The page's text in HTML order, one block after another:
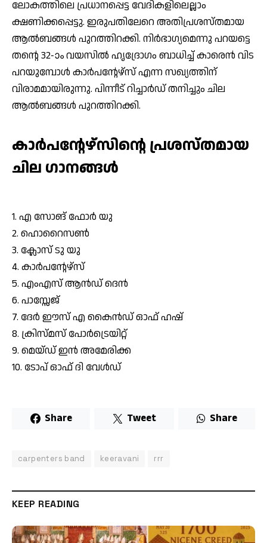
ലോകത്തിലെ പ്രധാനപ്പെട്ട വേദികളിലെല്ലാം
ക്ഷണിക്കപ്പെട്ടു. ഇരുപതിലേറെ അതിപ്രശസ്തമായ
ആല്‍ബങ്ങള്‍ പുറത്തിറക്കി. നിര്‍ഭാഗ്യമെന്നു പറയട്ടെ
തന്റെ 32-ാം വയസില്‍ ഹൃദ്രോഗം ബാധിച്ച് കാരെന്‍ വിട
പറയുമ്പോള്‍ കാര്‍പന്റേഴ്‌സ് എന്ന സഖ്യത്തിന്
വിരാമമായിരുന്നു. പിന്നീട് റിച്ചാര്‍ഡ് തനിച്ചും ചില
ആല്‍ബങ്ങള്‍ പുറത്തിറക്കി.
കാര്‍പന്റേഴ്സിന്റെ പ്രശസ്തമായ
ചില ഗാനങ്ങള്‍
1. എ സോങ് ഫോര്‍ യു
2. ഹൊറൈസണ്‍
3. ക്ലോസ് ടു യു
4. കാര്‍പന്റേഴ്സ്
5. എംഎസ് ആന്‍ഡ് ദെന്‍
6. പാസ്സേജ്
7. ദേര്‍ ഈസ് എ കൈന്‍ഡ് ഓഫ് ഹഷ്
8. ക്രിസ്മസ് പോര്‍ട്രെയിറ്റ്
9. മെയ്ഡ് ഇന്‍ അമേരിക്ക
10. ടോപ് ഓഫ് ദി വേള്‍ഡ്
Share Tweet Share
carpenters band keeravani rrr
KEEP READING